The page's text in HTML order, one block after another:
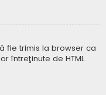
fie trimis la browser ca
întreţinute de HTML